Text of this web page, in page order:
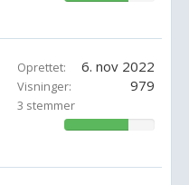
Oprettet: 6. nov 2022
Visninger: 979
3 stemmer